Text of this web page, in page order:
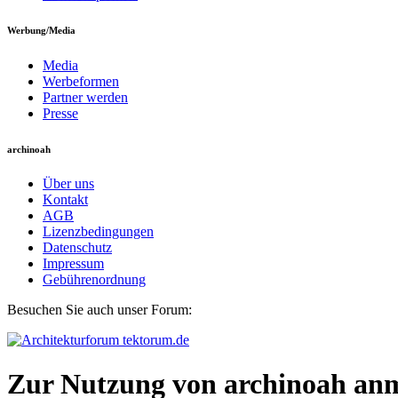
Werbung/Media
Media
Werbeformen
Partner werden
Presse
archinoah
Über uns
Kontakt
AGB
Lizenzbedingungen
Datenschutz
Impressum
Gebührenordnung
Besuchen Sie auch unser Forum:
Zur Nutzung von archinoah